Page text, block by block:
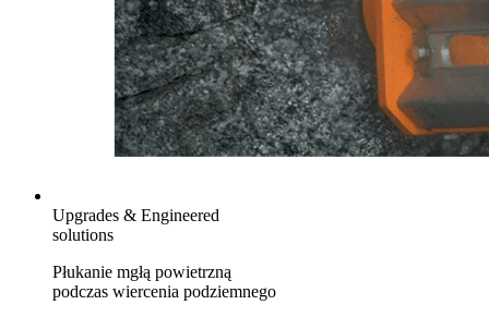
Upgrades & Engineered
solutions
Płukanie mgłą powietrzną
podczas wiercenia podziemnego